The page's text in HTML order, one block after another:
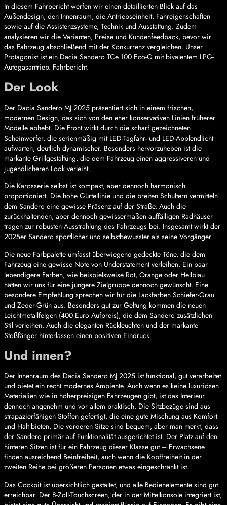
In diesem Fahrbericht werfen wir einen detaillierten Blick auf das
Außendesign, den Innenraum, die Antriebseinheit, Fahreigenschaften
sowie auf die Assistenzsysteme, Technik und Ausstattung. Zudem
analysieren wir die Varianten, Preise und Kundenfeedback, bevor wir
das Fahrzeug abschließend mit der Konkurrenz vergleichen. Unser
Protagonist ist ein Dacia Sandero TCe 100 Eco-G mit bivalentem LPG-
Autogasantrieb. Fahrbericht.
Der Look
Der Dacia Sandero MJ 2025 präsentiert sich in einem frischen,
modernen Design, das sich von den eher konservativen Linien früherer
Modelle abhebt. Die Front wirkt durch die scharf gezeichneten
Scheinwerfer, die serienmäßig mit LED-Tagfahr- und LED-Abblendlicht
aufwarten, deutlich dynamischer. Besonders hervorzuheben ist die
markante Grillgestaltung, die dem Fahrzeug einen aggressiveren und
jugendlicheren Look verleiht.
Die Karosserie selbst ist kompakt, aber dennoch harmonisch
proportioniert. Die hohe Gürtellinie und die breiten Schultern vermitteln
dem Sandero eine gewisse Präsenz auf der Straße. Auch die
zurückhaltenden, aber dennoch gewissermaßen auffälligen Radhäuser
tragen zur robusten Ausstrahlung des Fahrzeugs bei. Insgesamt wirkt der
2025er Sandero sportlicher und selbstbewusster als seine Vorgänger.
Die neue Farbpalette umfasst überwiegend gedeckte Töne, die dem
Fahrzeug eine gewisse Note von Understatement verleihen. Ein paar
lebendigere Farben, wie beispielsweise Rot, Orange oder Hellblau
hätten wir uns für eine jüngere Zielgruppe dennoch gewünscht. Eine
besondere Empfehlung sprechen wir für die Lackfarben Schiefer-Grau
und Zeder-Grün aus. Besonders gut zur Geltung kommen die neuen
Leichtmetallfelgen (400 Euro Aufpreis), die dem Sandero zusätzlichen
Stil verleihen. Auch die eleganten Rückleuchten und der markante
Stoßfänger hinterlassen einen positiven Eindruck.
Und innen?
Der Innenraum des Dacia Sandero MJ 2025 ist funktional, gut verarbeitet
und bietet ein recht modernes Ambiente. Auch wenn es keine luxuriösen
Materialien wie in höherpreisigen Fahrzeugen gibt, ist das Interieur
dennoch angenehm und vor allem praktisch. Die Sitzbezüge sind aus
strapazierfähigen Stoffen gefertigt, die eine gute Mischung aus Komfort
und Halt bieten. Die vorderen Sitze sind bequem, aber man merkt, dass
der Sandero primär auf Funktionalität ausgerichtet ist. Der Platz auf den
hinteren Sitzen ist für ein Fahrzeug dieser Klasse gut – Erwachsene
finden ausreichend Beinfreiheit, auch wenn die Kopffreiheit in der
zweiten Reihe bei größeren Personen etwas eingeschränkt ist.
Das Cockpit ist übersichtlich gestaltet, und alle Bedienelemente sind gut
erreichbar. Der 8-Zoll-Touchscreen, der in der Mittelkonsole integriert ist,